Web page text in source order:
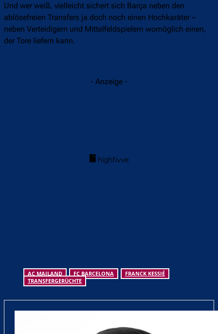
Und wer weiß, vielleicht sichert sich Barça neben den
ablösefreien Transfers ja doch noch einen Hochkaräter –
neben Verteidigern und Mittelfeldspielern womöglich einen,
der Tore liefern kann.
- Anzeige -
AC MAILAND FC BARCELONA
FRANCK KESSIÉ
TRANSFERGERÜCHTE